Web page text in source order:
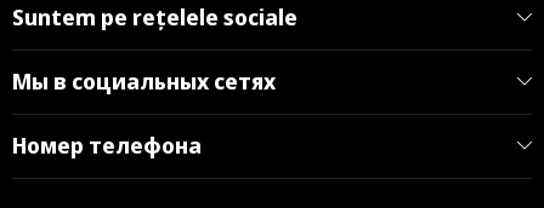
Suntem pe rețelele sociale
Мы в социальных сетях
Номер телефона